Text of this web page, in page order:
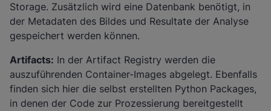
Storage. Zusätzlich wird eine Datenbank benötigt, in
der Metadaten des Bildes und Resultate der Analyse
gespeichert werden können.
Artifacts: In der Artifact Registry werden die
auszuführenden Container-Images abgelegt. Ebenfalls
finden sich hier die selbst erstellten Python Packages,
in denen der Code zur Prozessierung bereitgestellt